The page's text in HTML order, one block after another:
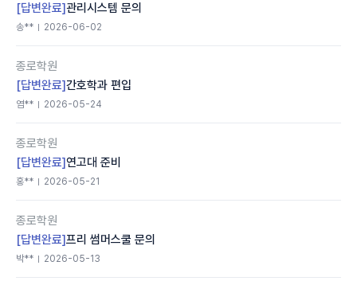
[답변완료]관리시스템 문의
송** 2026-06-02
종로학원
[답변완료]간호학과 편입
염** 2026-05-24
종로학원
[답변완료]연고대 준비
홍** 2026-05-21
종로학원
[답변완료]프리 썸머스쿨 문의
박** 2026-05-13